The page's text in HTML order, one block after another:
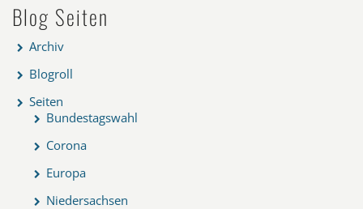
Blog Seiten
Archiv
Blogroll
Seiten
Bundestagswahl
Corona
Europa
Niedersachsen